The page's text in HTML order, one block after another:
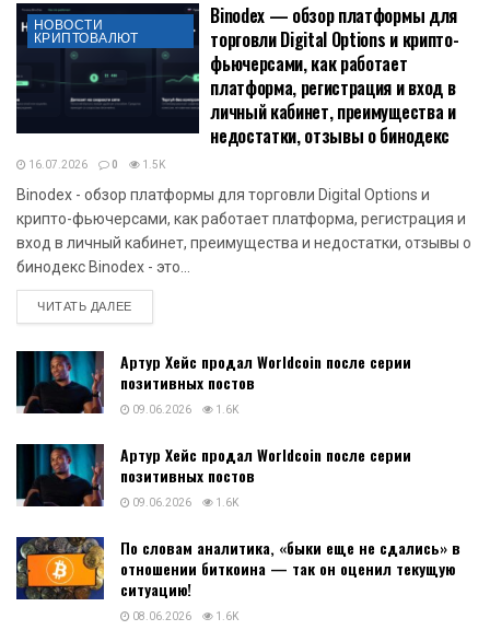
НОВОСТИ
КРИПТОВАЛЮТ
Binodex — обзор платформы для
торговли Digital Options и крипто-
фьючерсами, как работает
платформа, регистрация и вход в
личный кабинет, преимущества и
недостатки, отзывы о бинодекс
16.07.2026 0 1.5K
Binodex - обзор платформы для торговли Digital Options и
крипто-фьючерсами, как работает платформа, регистрация и
вход в личный кабинет, преимущества и недостатки, отзывы о
бинодекс Binodex - это...
ЧИТАТЬ ДАЛЕЕDETAILS
Артур Хейс продал Worldcoin после серии
позитивных постов
09.06.2026 1.6K
Артур Хейс продал Worldcoin после серии
позитивных постов
09.06.2026 1.6K
По словам аналитика, «быки еще не сдались» в
отношении биткоина — так он оценил текущую
ситуацию!
08.06.2026 1.6K